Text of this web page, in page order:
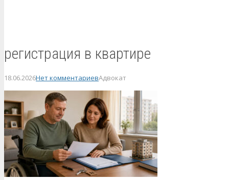
регистрация в квартире
18.06.2026Нет комментариевАдвокат